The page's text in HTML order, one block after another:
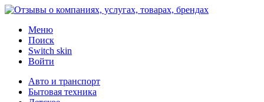
Меню
Поиск
Switch skin
Войти
Авто и транспорт
Бытовая техника